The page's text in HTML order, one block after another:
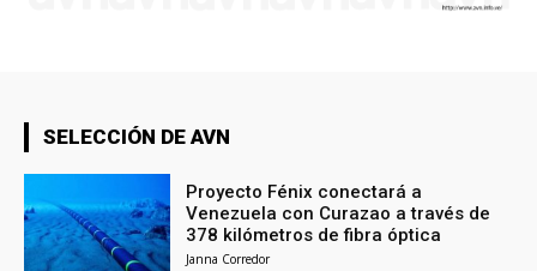
SELECCIÓN DE AVN
Proyecto Fénix conectará a
Venezuela con Curazao a través de
378 kilómetros de fibra óptica
Janna Corredor